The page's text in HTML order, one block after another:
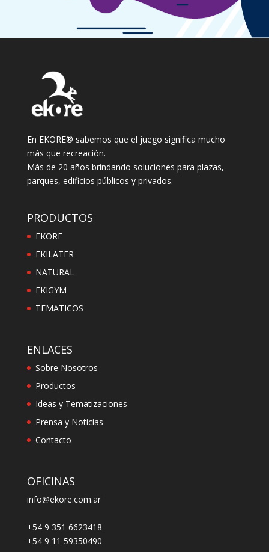
En EKORE® sabemos que el juego significa mucho
más que recreación.
Más de 20 años brindando soluciones para plazas,
parques, edificios públicos y privados.
PRODUCTOS
EKORE
EKILATER
NATURAL
EKIGYM
TEMATICOS
ENLACES
Sobre Nosotros
Productos
Ideas y Tematizaciones
Prensa y Noticias
Contacto
OFICINAS
info@ekore.com.ar
+54 9 351 6623418
+54 9 11 59350490